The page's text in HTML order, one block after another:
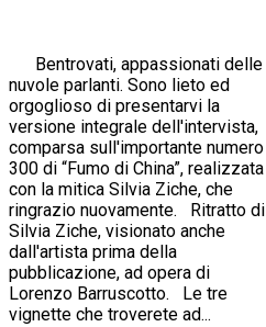
Bentrovati, appassionati delle
nuvole parlanti. Sono lieto ed
orgoglioso di presentarvi la
versione integrale dell'intervista,
comparsa sull'importante numero
300 di “Fumo di China”, realizzata
con la mitica Silvia Ziche, che
ringrazio nuovamente. Ritratto di
Silvia Ziche, visionato anche
dall'artista prima della
pubblicazione, ad opera di
Lorenzo Barruscotto. Le tre
vignette che troverete ad...